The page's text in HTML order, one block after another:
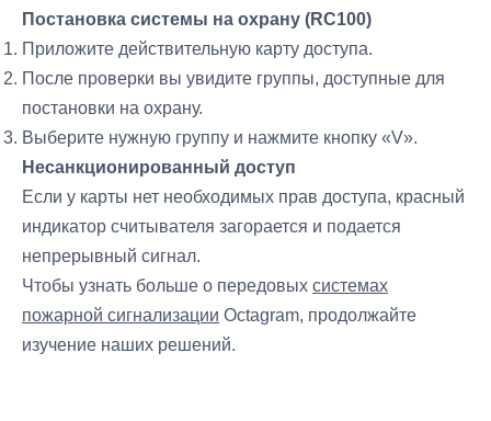
Постановка системы на охрану (RC100)
Приложите действительную карту доступа.
После проверки вы увидите группы, доступные для
постановки на охрану.
Выберите нужную группу и нажмите кнопку «V».
Несанкционированный доступ
Если у карты нет необходимых прав доступа, красный
индикатор считывателя загорается и подается
непрерывный сигнал.
Чтобы узнать больше о передовых системах
пожарной сигнализации Octagram, продолжайте
изучение наших решений.